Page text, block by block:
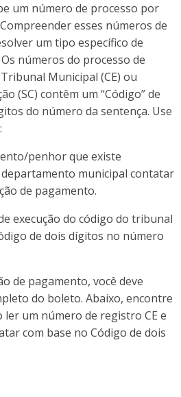
um número de processo por
esses números de
um tipo específico de
números do processo de
Municipal (CE) ou
(SC) contêm um “Código” de
do número da sentença. Use
penhor que existe
municipal contatar
de pagamento.
execução do código do tribunal
de dois dígitos no número
de pagamento, você deve
do boleto. Abaixo, encontre
um número de registro CE e
com base no Código de dois